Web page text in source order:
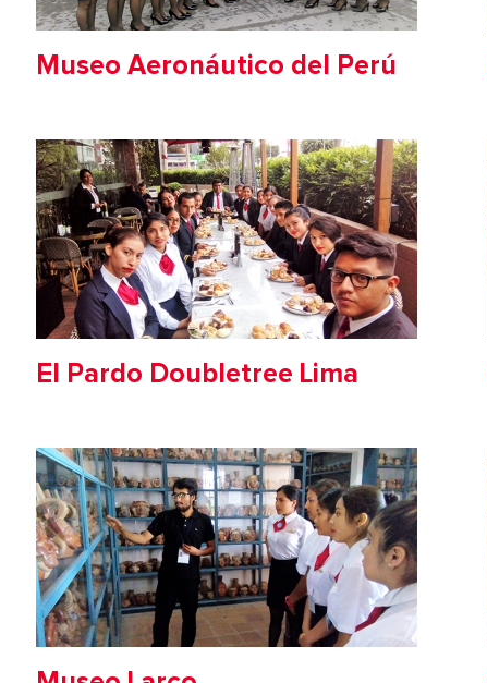
Museo Aeronáutico del Perú
El Pardo Doubletree Lima